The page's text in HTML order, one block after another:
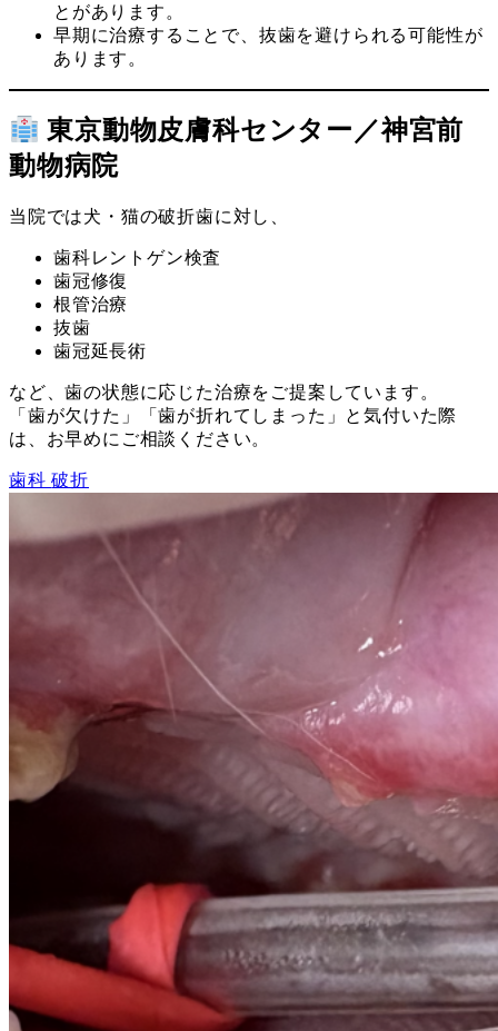
とがあります。
早期に治療することで、抜歯を避けられる可能性が
あります。
東京動物皮膚科センター／神宮前
動物病院
当院では犬・猫の破折歯に対し、
歯科レントゲン検査
歯冠修復
根管治療
抜歯
歯冠延長術
など、歯の状態に応じた治療をご提案しています。
「歯が欠けた」「歯が折れてしまった」と気付いた際
は、お早めにご相談ください。
歯科破折